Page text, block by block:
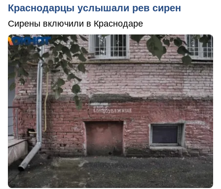
Краснодарцы услышали рев сирен
Сирены включили в Краснодаре